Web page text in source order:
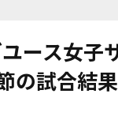
ース女子
の試合結果